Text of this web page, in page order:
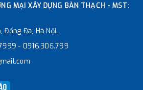
MẠI XÂY DỰNG BÀN THẠCH - MST:
Đống Đa, Hà Nội.
- 0916.306.799